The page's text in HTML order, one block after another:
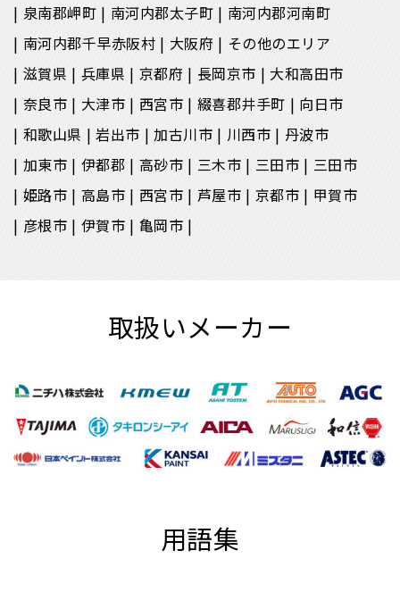
泉南郡岬町
南河内郡太子町
南河内郡河南町
南河内郡千早赤阪村
大阪府
その他のエリア
滋賀県
兵庫県 京都府 長岡京市
大和高田市
奈良市
大津市 西宮市 綴喜郡井手町
向日市
和歌山県
岩出市 加古川市 川西市
丹波市
加東市
伊都郡 高砂市 三木市 三田市
三田市
姫路市
高島市 西宮市 芦屋市 京都市
甲賀市
彦根市
伊賀市 亀岡市
取扱いメーカー
用語集